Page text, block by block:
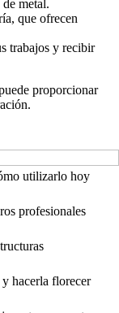
metal.
que ofrecen
trabajos y recibir
proporcionar
utilizarlo hoy
profesionales
hacerla florecer